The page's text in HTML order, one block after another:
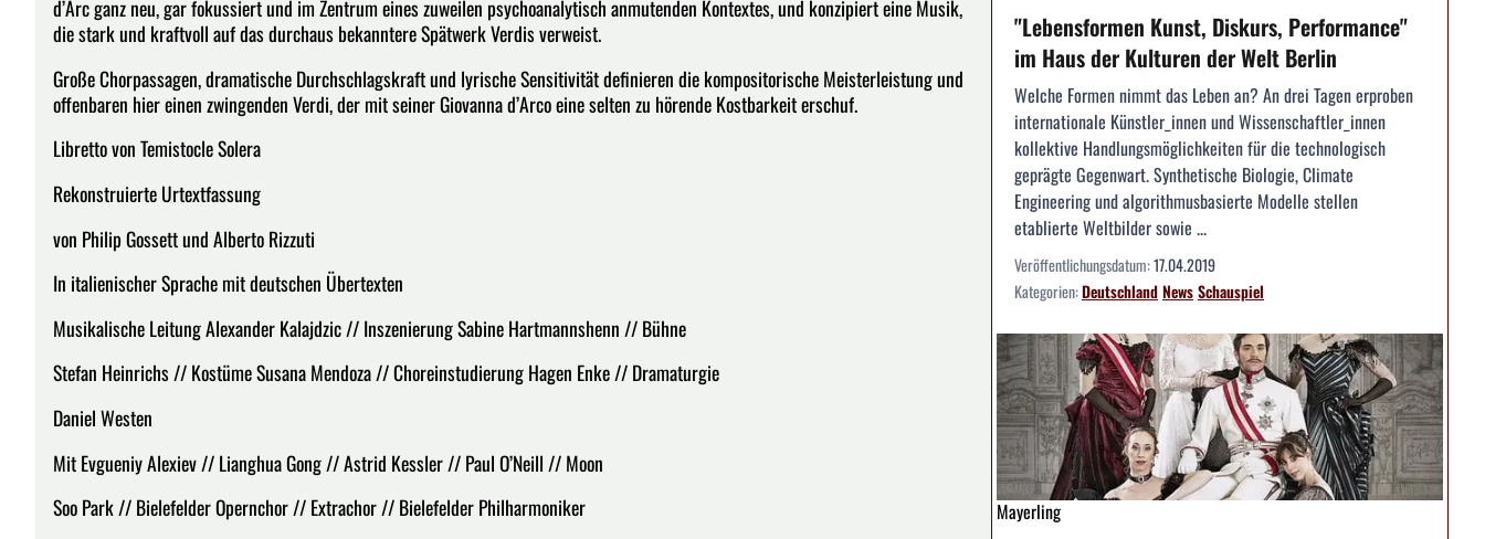
d’Arc ganz neu, gar fokussiert und im Zentrum eines zuweilen psychoanalytisch anmutenden Kontextes, und konzipiert eine Musik,
die stark und kraftvoll auf das durchaus bekanntere Spätwerk Verdis verweist.
Große Chorpassagen, dramatische Durchschlagskraft und lyrische Sensitivität definieren die kompositorische Meisterleistung und
offenbaren hier einen zwingenden Verdi, der mit seiner Giovanna d’Arco eine selten zu hörende Kostbarkeit erschuf.
Libretto von Temistocle Solera
Rekonstruierte Urtextfassung
von Philip Gossett und Alberto Rizzuti
In italienischer Sprache mit deutschen Übertexten
Musikalische Leitung Alexander Kalajdzic // Inszenierung Sabine Hartmannshenn // Bühne
Stefan Heinrichs // Kostüme Susana Mendoza // Choreinstudierung Hagen Enke // Dramaturgie
Daniel Westen
Mit Evgueniy Alexiev // Lianghua Gong // Astrid Kessler // Paul O’Neill // Moon
Soo Park // Bielefelder Opernchor // Extrachor // Bielefelder Philharmoniker
"Lebensformen Kunst, Diskurs, Performance"
im Haus der Kulturen der Welt Berlin
Welche Formen nimmt das Leben an? An drei Tagen erproben
internationale Künstler_innen und Wissenschaftler_innen
kollektive Handlungsmöglichkeiten für die technologisch
geprägte Gegenwart. Synthetische Biologie, Climate
Engineering und algorithmusbasierte Modelle stellen
etablierte Weltbilder sowie ...
Veröffentlichungsdatum:17.04.2019
Kategorien:DeutschlandNewsSchauspiel
Mayerling